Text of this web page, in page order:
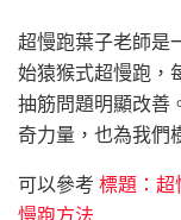
超慢跑葉子老師是
始猿猴式超慢跑，
抽筋問題明顯改善
奇力量，也為我們
可以參考 標題：超
慢跑方法